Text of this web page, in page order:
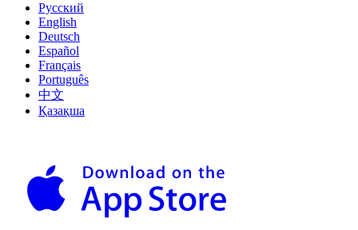
Русский
English
Deutsch
Español
Français
Português
中文
Қазақша